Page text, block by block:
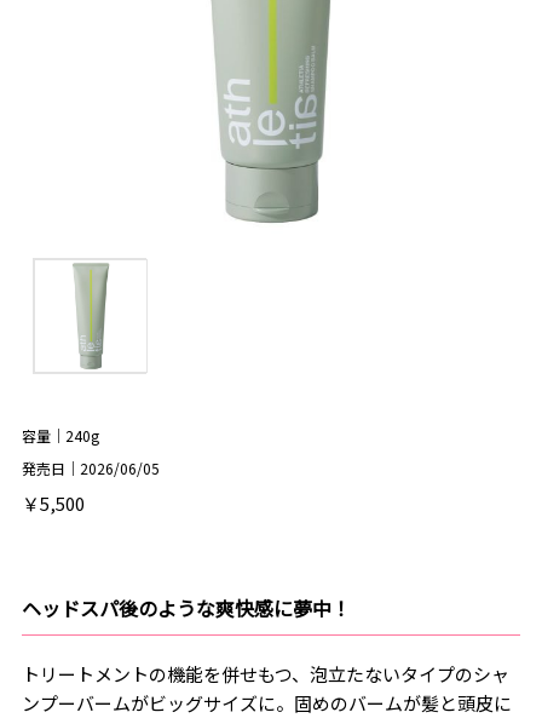
容量｜240g
発売日｜2026/06/05
￥5,500
ヘッドスパ後のような爽快感に夢中！
トリートメントの機能を併せもつ、泡立たないタイプのシャ
ンプーバームがビッグサイズに。固めのバームが髪と頭皮に